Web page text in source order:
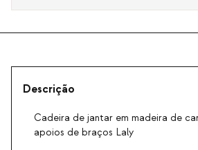
Descrição
Cadeira de jantar em madeira de
apoios de braços Laly